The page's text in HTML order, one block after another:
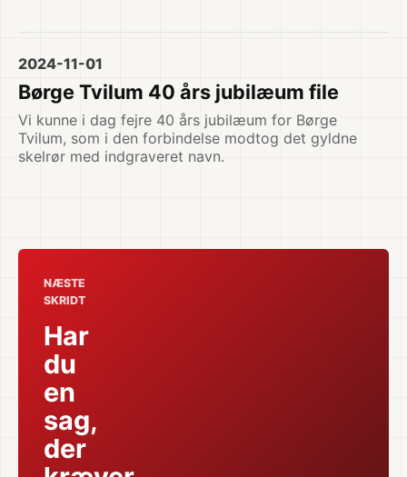
2024-11-01
Børge Tvilum 40 års jubilæum file
Vi kunne i dag fejre 40 års jubilæum for Børge
Tvilum, som i den forbindelse modtog det gyldne
skelrør med indgraveret navn.
NÆSTE
SKRIDT
Har
du
en
sag,
der